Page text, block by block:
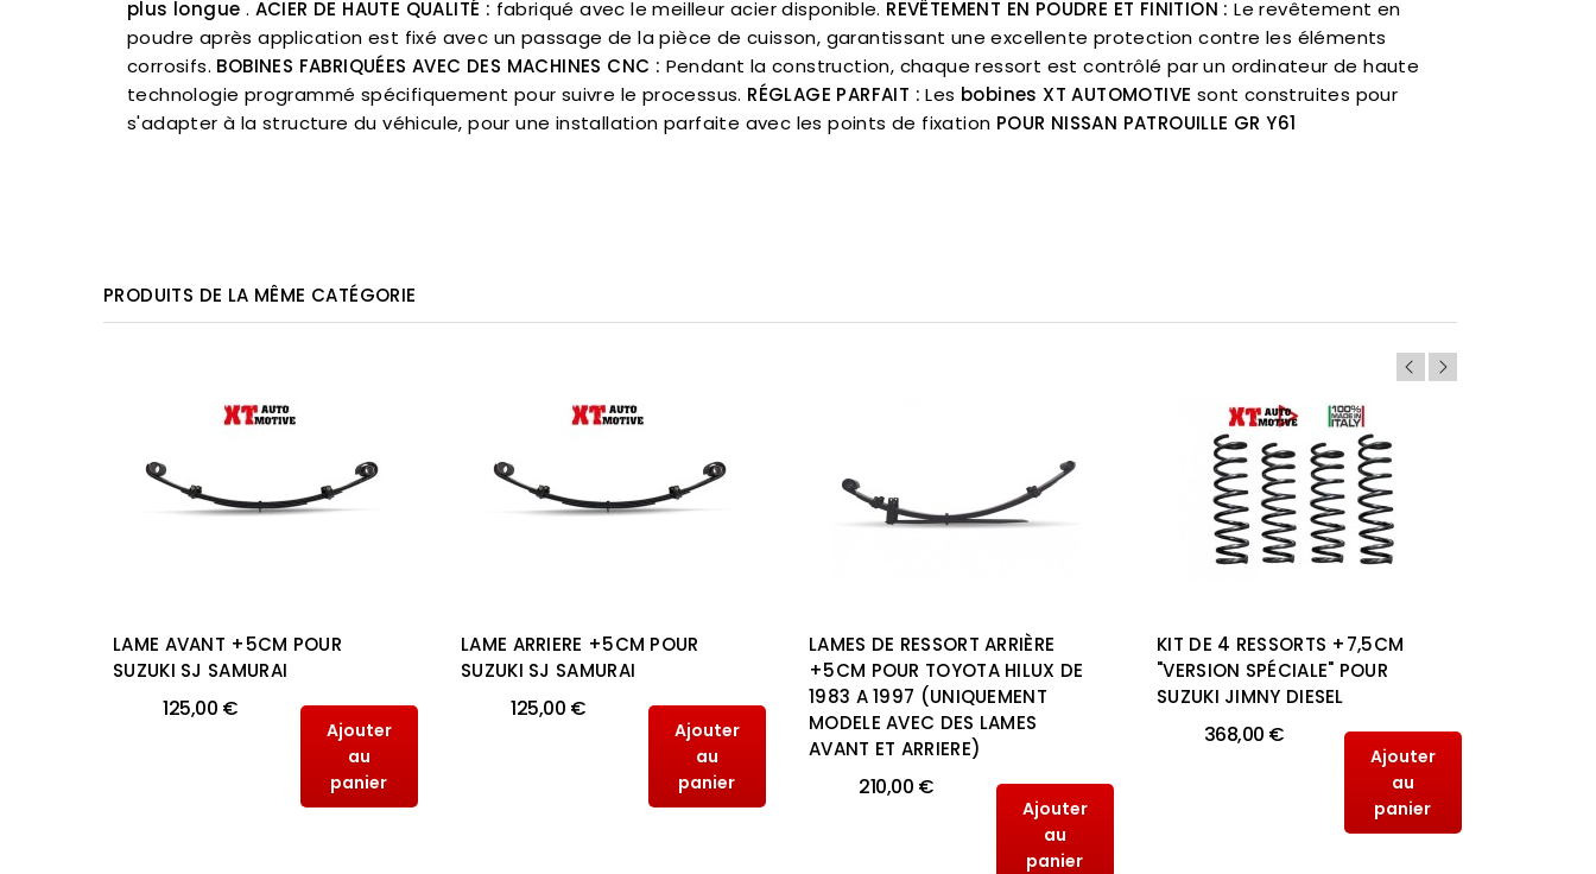
plus longue . ACIER DE HAUTE QUALITÉ : fabriqué avec le meilleur acier disponible. REVÊTEMENT EN POUDRE ET FINITION : Le revêtement en
poudre après application est fixé avec un passage de la pièce de cuisson, garantissant une excellente protection contre les éléments
corrosifs. BOBINES FABRIQUÉES AVEC DES MACHINES CNC : Pendant la construction, chaque ressort est contrôlé par un ordinateur de haute
technologie programmé spécifiquement pour suivre le processus. RÉGLAGE PARFAIT : Les bobines XT AUTOMOTIVE sont construites pour
s'adapter à la structure du véhicule, pour une installation parfaite avec les points de fixation POUR NISSAN PATROUILLE GR Y61
PRODUITS DE LA MÊME CATÉGORIE
LAME AVANT +5CM POUR
SUZUKI SJ SAMURAI
125,00 €
Ajouter
au
panier
LAME ARRIERE +5CM POUR
SUZUKI SJ SAMURAI
125,00 €
Ajouter
au
panier
LAMES DE RESSORT ARRIÈRE
+5CM POUR TOYOTA HILUX DE
1983 A 1997 (UNIQUEMENT
MODELE AVEC DES LAMES
AVANT ET ARRIERE)
210,00 €
Ajouter
au
panier
KIT DE 4 RESSORTS +7,5CM
"VERSION SPÉCIALE" POUR
SUZUKI JIMNY DIESEL
368,00 €
Ajouter
au
panier